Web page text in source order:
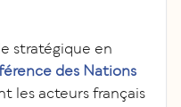
stratégique en
des Nations
les acteurs français